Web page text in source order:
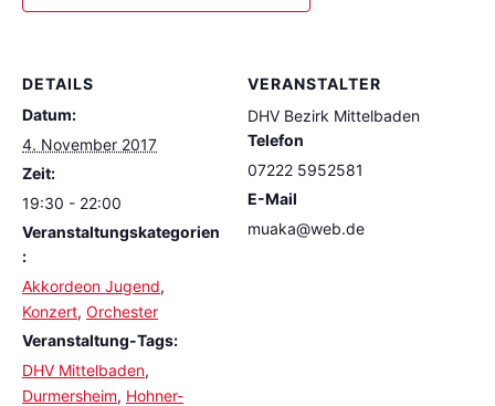
DETAILS
Datum:
4. November 2017
Zeit:
19:30 - 22:00
Veranstaltungskategorien
:
Akkordeon Jugend,
Konzert, Orchester
Veranstaltung-Tags:
DHV Mittelbaden,
Durmersheim, Hohner-
VERANSTALTER
DHV Bezirk Mittelbaden
Telefon
07222 5952581
E-Mail
muaka@web.de